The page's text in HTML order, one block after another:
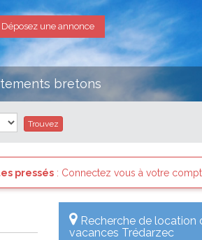
une annonce
bretons
à votre compte et consultez les
Recherche de location
vacances Trédarzec